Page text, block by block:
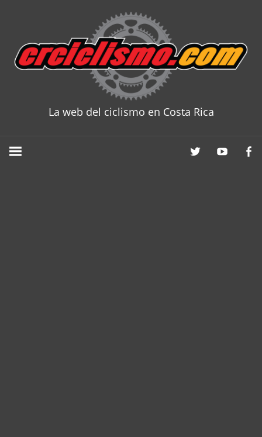
content
La web del ciclismo en Costa Rica